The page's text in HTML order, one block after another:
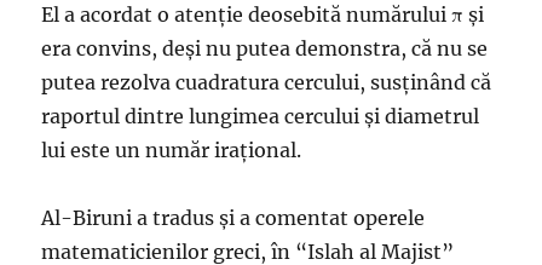
El a acordat o atenție deosebită numărului π și
era convins, deși nu putea demonstra, că nu se
putea rezolva cuadratura cercului, susținând că
raportul dintre lungimea cercului și diametrul
lui este un număr irațional.
Al-Biruni a tradus și a comentat operele
matematicienilor greci, în “Islah al Majist”